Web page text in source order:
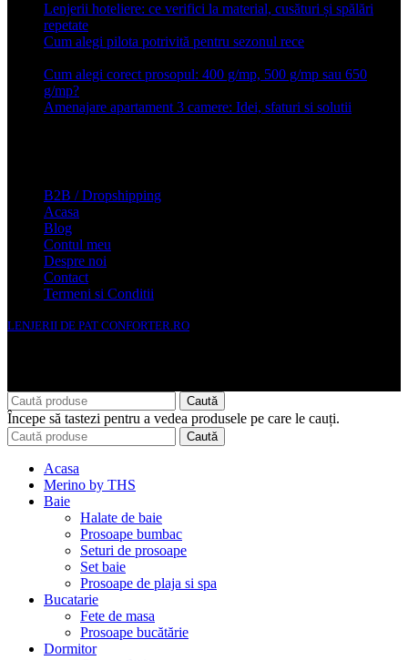
Lenjerii hoteliere: ce verifici la material, cusături și spălări
repetate
Cum alegi pilota potrivită pentru sezonul rece
Cum alegi corect prosopul: 400 g/mp, 500 g/mp sau 650
g/mp?
Amenajare apartament 3 camere: Idei, sfaturi si solutii
B2B / Dropshipping
Acasa
Blog
Contul meu
Despre noi
Contact
Termeni si Conditii
LENJERII DE PAT CONFORTER.RO
Caută
Începe să tastezi pentru a vedea produsele pe care le cauți.
Caută
Acasa
Merino by THS
Baie
Halate de baie
Prosoape bumbac
Seturi de prosoape
Set baie
Prosoape de plaja si spa
Bucatarie
Fete de masa
Prosoape bucătărie
Dormitor